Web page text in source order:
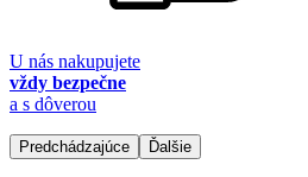
U nás nakupujete
vždy bezpečne
a s dôverou
Predchádzajúce Ďalšie